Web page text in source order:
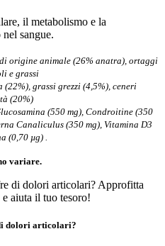
il metabolismo e la
sangue.
origine animale (26% anatra), ortaggi
e grassi
(22%), grassi grezzi (4,5%), ceneri
(20%)
(550 mg), Condroitine (350
Canaliculus (350 mg), Vitamina D3
(0,70 µg) .
variare.
di dolori articolari? Approfitta
aiuta il tuo tesoro!
dolori articolari?